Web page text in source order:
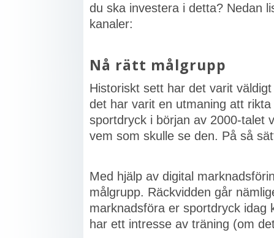
du ska investera i detta? Nedan
kanaler:
Nå rätt målgrupp
Historiskt sett har det varit
det har varit en utmaning att
sportdryck i början av 2000-talet
vem som skulle se den. På så
Med hjälp av digital
målgrupp. Räckvidden går
marknadsföra er sportdryck idag
har ett intresse av träning (om